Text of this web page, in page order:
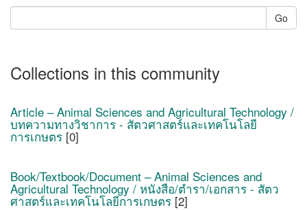
Go
Collections in this community
Article – Animal Sciences and Agricultural Technology /
บทความทางวิชาการ - สัตวศาสตร์และเทคโนโลยี
การเกษตร [0]
Book/Textbook/Document – Animal Sciences and
Agricultural Technology / หนังสือ/ตำรา/เอกสาร - สัตว
ศาสตร์และเทคโนโลยีการเกษตร [2]